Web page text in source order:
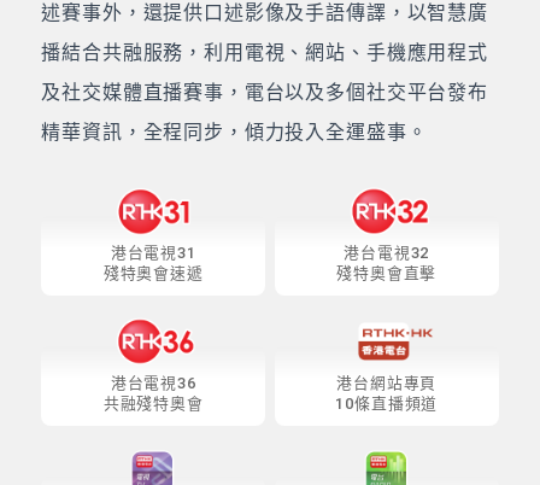
述賽事外，還提供口述影像及手語傳譯，以智慧廣
播結合共融服務，利用電視、網站、手機應用程式
及社交媒體直播賽事，電台以及多個社交平台發布
精華資訊，全程同步，傾力投入全運盛事。
港台電視31
殘特奧會速遞
港台電視32
殘特奧會直擊
港台電視36
共融殘特奧會
港台網站專頁
10條直播頻道